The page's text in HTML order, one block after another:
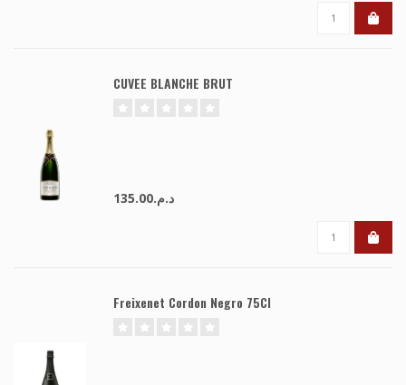
CUVEE BLANCHE BRUT
د.م.135.00
Freixenet Cordon Negro 75Cl